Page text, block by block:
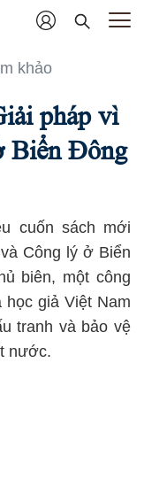
khảo
pháp vì
Biển Đông
cuốn sách mới
Công lý ở Biển
biên, một công
giả Việt Nam
tranh và bảo vệ
nước.